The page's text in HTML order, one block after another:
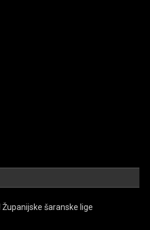
Županijske šaranske lige